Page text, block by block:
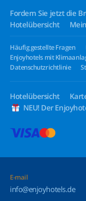
Fordern Sie jetzt die
Hotelübersicht
Häufig gestellte Fragen
Enjoyhotels mit
Datenschutzrichtlinie
Hotelübersicht
NEU! Der
E-mail
info@enjoyhotels.de